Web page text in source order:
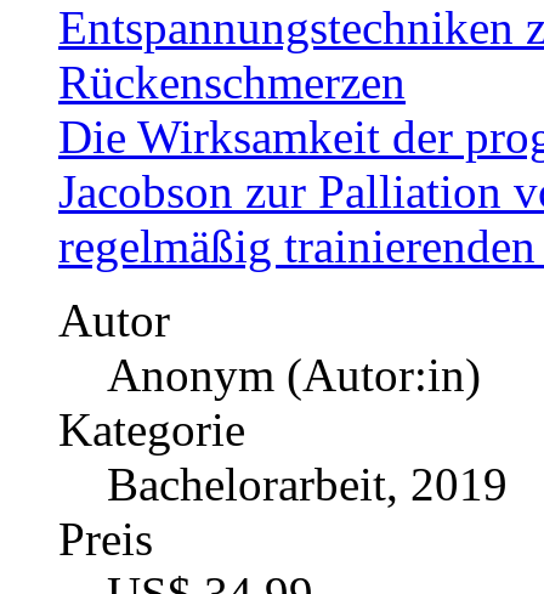
Bioaktive Peptide.
Kontext
Autor
Anonym (Autor:in)
Kategorie
Bachelorarbeit, 2020
Preis
US$ 21,99